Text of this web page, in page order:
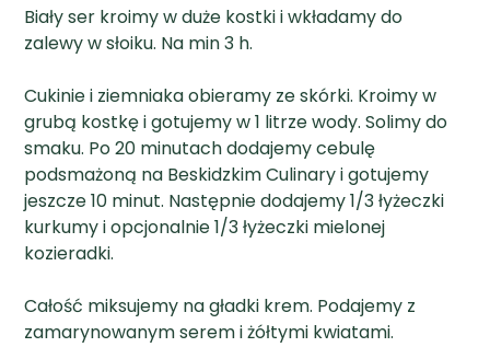
Biały ser kroimy w duże kostki i wkładamy do
zalewy w słoiku. Na min 3 h.
Cukinie i ziemniaka obieramy ze skórki. Kroimy w
grubą kostkę i gotujemy w 1 litrze wody. Solimy do
smaku. Po 20 minutach dodajemy cebulę
podsmażoną na Beskidzkim Culinary i gotujemy
jeszcze 10 minut. Następnie dodajemy 1/3 łyżeczki
kurkumy i opcjonalnie 1/3 łyżeczki mielonej
kozieradki.
Całość miksujemy na gładki krem. Podajemy z
zamarynowanym serem i żółtymi kwiatami.